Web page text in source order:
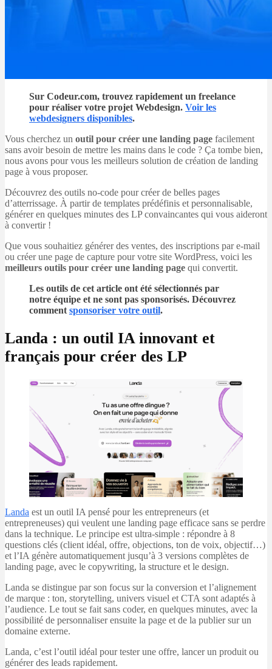
Sur Codeur.com, trouvez rapidement un freelance
pour réaliser votre projet Webdesign. Voir les
webdesigners disponibles.
Vous cherchez un outil pour créer une landing page facilement
sans avoir besoin de mettre les mains dans le code ? Ça tombe bien,
nous avons pour vous les meilleurs solution de création de landing
page à vous proposer.
Découvrez des outils no-code pour créer de belles pages
d’atterrissage. À partir de templates prédéfinis et personnalisable,
générer en quelques minutes des LP convaincantes qui vous aideront
à convertir !
Que vous souhaitiez générer des ventes, des inscriptions par e-mail
ou créer une page de capture pour votre site WordPress, voici les
meilleurs outils pour créer une landing page qui convertit.
Les outils de cet article ont été sélectionnés par
notre équipe et ne sont pas sponsorisés. Découvrez
comment sponsoriser votre outil.
Landa : un outil IA innovant et
français pour créer des LP
Landa est un outil IA pensé pour les entrepreneurs (et
entrepreneuses) qui veulent une landing page efficace sans se perdre
dans la technique. Le principe est ultra-simple : répondre à 8
questions clés (client idéal, offre, objections, ton de voix, objectif…)
et l’IA génère automatiquement jusqu’à 3 versions complètes de
landing page, avec le copywriting, la structure et le design.
Landa se distingue par son focus sur la conversion et l’alignement
de marque : ton, storytelling, univers visuel et CTA sont adaptés à
l’audience. Le tout se fait sans coder, en quelques minutes, avec la
possibilité de personnaliser ensuite la page et de la publier sur un
domaine externe.
Landa, c’est l’outil idéal pour tester une offre, lancer un produit ou
générer des leads rapidement.